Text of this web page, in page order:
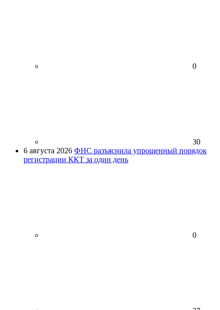
0
30
6 августа 2026 ФНС разъяснила упрощенный порядок
регистрации ККТ за один день
0